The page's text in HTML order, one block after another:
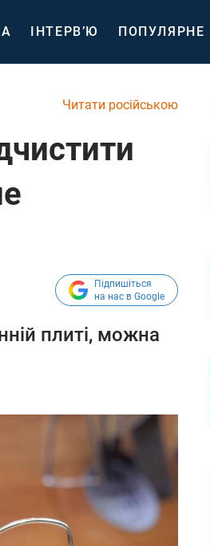
ІНТЕРВ’Ю ПОПУЛЯРНЕ
Читати російською
Підпишіться
на нас в Google
плиті, можна